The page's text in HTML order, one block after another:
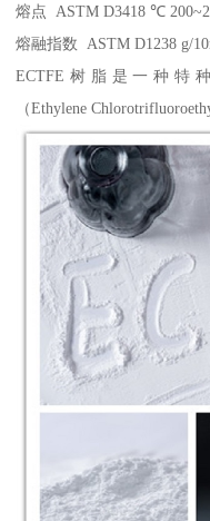
熔点 ASTM D3418 ℃
熔融指数 ASTM D1238 g/
ECTFE树脂是一种特
（Ethylene